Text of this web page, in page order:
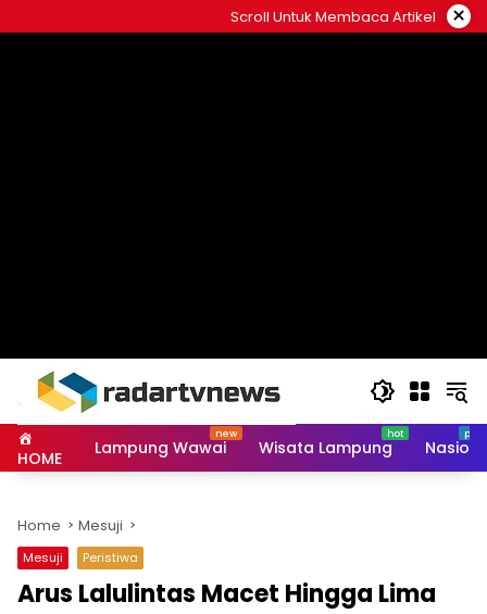
to
Scroll Untuk Membaca Artikel ×
HOME Lampung Wawai Wisata Lampung
Home Mesuji
Mesuji Peristiwa
Arus Lalulintas Macet Hingga Lima